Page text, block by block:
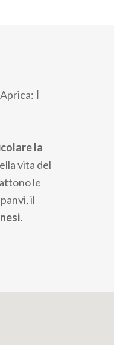
I
la
vita del
le
il